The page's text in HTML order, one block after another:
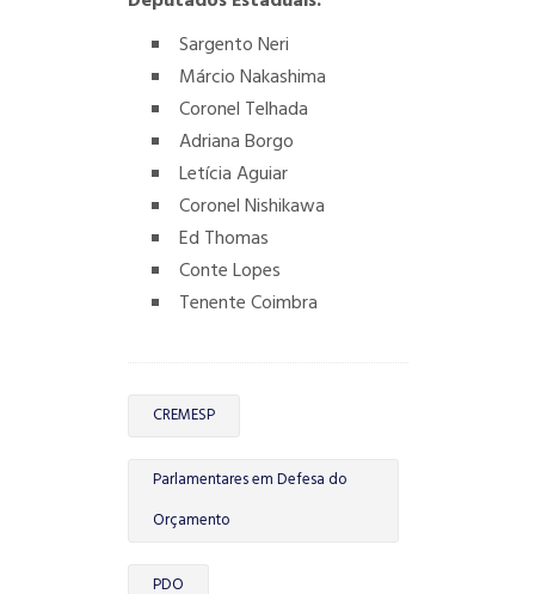
Sargento Neri
Márcio Nakashima
Coronel Telhada
Adriana Borgo
Letícia Aguiar
Coronel Nishikawa
Ed Thomas
Conte Lopes
Tenente Coimbra
CREMESP
Parlamentares em Defesa do
Orçamento
PDO